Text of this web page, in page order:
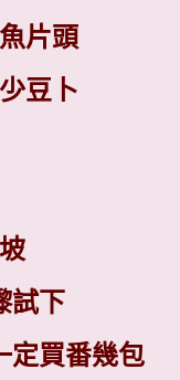
片頭
豆卜
試下
定買番幾包